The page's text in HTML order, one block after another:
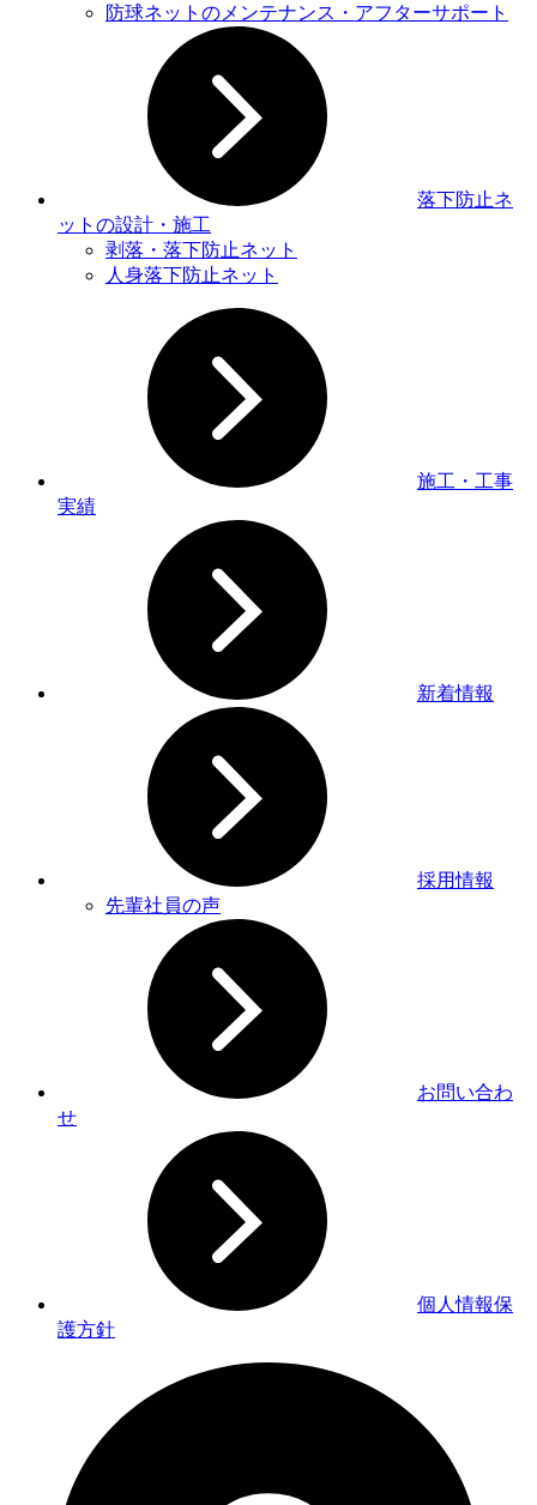
防球ネットのメンテナンス・アフターサポート
落下防止ネ
ットの設計・施工
剥落・落下防止ネット
人身落下防止ネット
施工・工事
実績
新着情報
採用情報
先輩社員の声
お問い合わ
せ
個人情報保
護方針